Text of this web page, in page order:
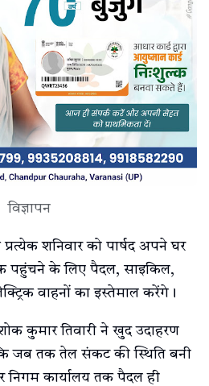
विज्ञापन
शनिवार को पार्षद अपने घर
पहुंचने के लिए पैदल, साइकिल,
वाहनों का इस्तेमाल करेंगे।
कुमार तिवारी ने खुद उदाहरण
जब तक तेल संकट की स्थिति बनी
कार्यालय तक पैदल ही